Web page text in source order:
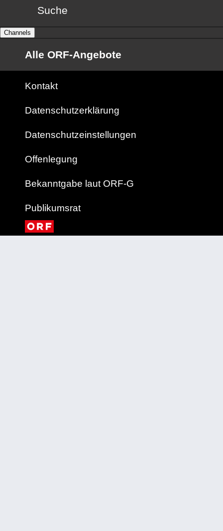
Suche
Channels
Alle ORF-Angebote
Kontakt
Datenschutzerklärung
Datenschutzeinstellungen
Offenlegung
Bekanntgabe laut ORF-G
Publikumsrat